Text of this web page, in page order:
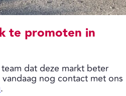
te promoten in
dat deze markt beter
nog contact met ons
.